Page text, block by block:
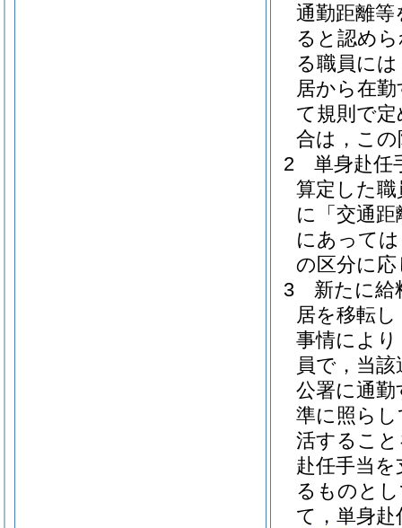
通勤距離
ると認め
る職員に
居から在
て規則で
合は，こ
2
単身赴任
算定した
に「交通
にあって
の区分に
3
新たに給
居を移転
事情によ
員で，当
公署に通
準に照ら
活するこ
赴任手当
るものと
て，単身